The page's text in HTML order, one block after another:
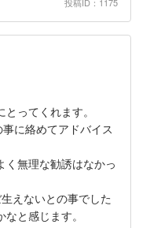
ってくれます。
に絡めてアドバイス
く無理な勧誘はなかっ
えないとの事でした
と感じます。